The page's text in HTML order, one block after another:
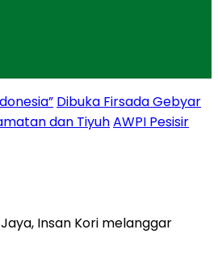
Dibuka Firsada Gebyar
dan TiyuhAWPI Pesisir